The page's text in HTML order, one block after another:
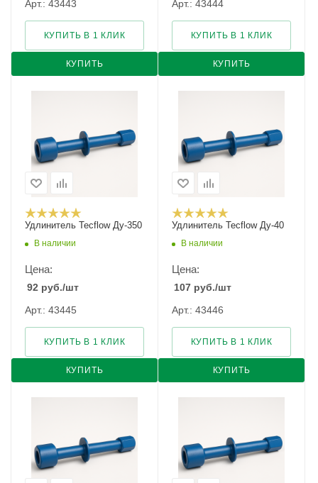
Арт.: 43443
КУПИТЬ
КУПИТЬ В 1 КЛИК
Арт.: 43444
КУПИТЬ
КУПИТЬ В 1 КЛИК
Удлинитель Tecflow Ду-350
В наличии
Цена:
92 руб./шт
Арт.: 43445
КУПИТЬ
КУПИТЬ В 1 КЛИК
Удлинитель Tecflow Ду-40
В наличии
Цена:
107 руб./шт
Арт.: 43446
КУПИТЬ
КУПИТЬ В 1 КЛИК